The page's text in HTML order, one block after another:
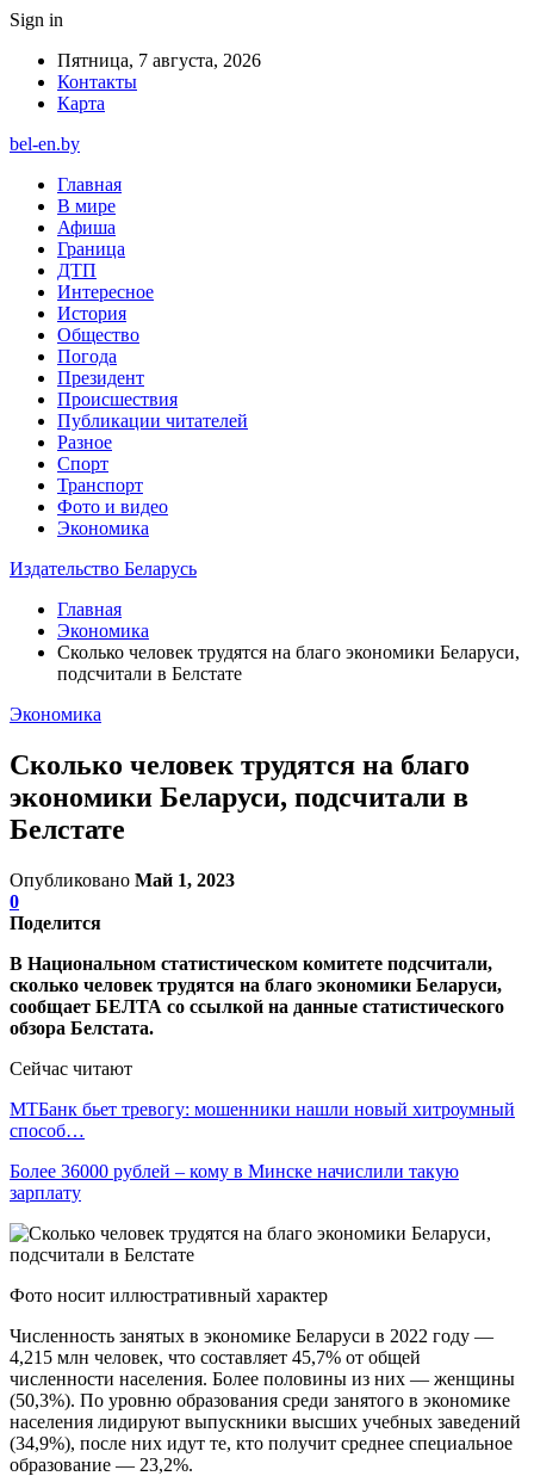
Sign in
Пятница, 7 августа, 2026
Контакты
Карта
bel-en.by
Главная
В мире
Афиша
Граница
ДТП
Интересное
История
Общество
Погода
Президент
Происшествия
Публикации читателей
Разное
Спорт
Транспорт
Фото и видео
Экономика
Издательство Беларусь
Главная
Экономика
Сколько человек трудятся на благо экономики Беларуси,
подсчитали в Белстате
Экономика
Сколько человек трудятся на благо
экономики Беларуси, подсчитали в
Белстате
Опубликовано Май 1, 2023
0
Поделится
В Национальном статистическом комитете подсчитали,
сколько человек трудятся на благо экономики Беларуси,
сообщает БЕЛТА со ссылкой на данные статистического
обзора Белстата.
Сейчас читают
МТБанк бьет тревогу: мошенники нашли новый хитроумный
способ…
Более 36000 рублей – кому в Минске начислили такую
зарплату
Фото носит иллюстративный характер
Численность занятых в экономике Беларуси в 2022 году —
4,215 млн человек, что составляет 45,7% от общей
численности населения. Более половины из них — женщины
(50,3%). По уровню образования среди занятого в экономике
населения лидируют выпускники высших учебных заведений
(34,9%), после них идут те, кто получит среднее специальное
образование — 23,2%.